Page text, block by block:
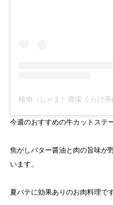
今週のおすすめの牛カットステ
焦がしバター醤油と肉の旨味が
います。
夏バテに効果ありのお肉料理です